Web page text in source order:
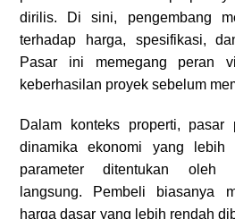
dirilis. Di sini, pengembang
terhadap harga, spesifikasi,
Pasar ini memegang peran
keberhasilan proyek sebelum
Dalam konteks properti, pasar
dinamika ekonomi yang lebih
parameter ditentukan oleh
langsung. Pembeli biasanya
harga dasar yang lebih rendah